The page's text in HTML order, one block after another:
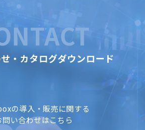
・カタログダウンロード
の導入・販売に関する
問い合わせはこちら